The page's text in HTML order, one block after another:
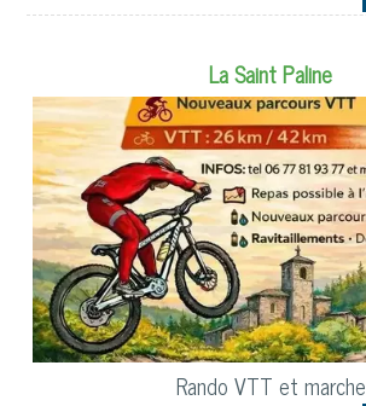
La Saint Paline
Rando VTT et marche